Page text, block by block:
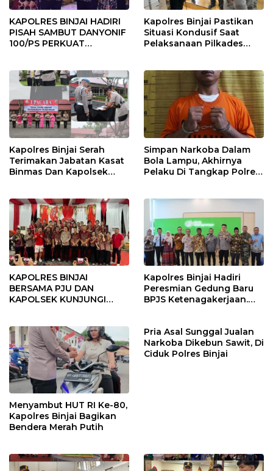
KAPOLRES BINJAI HADIRI
PISAH SAMBUT DANYONIF
100/PS PERKUAT
Kapolres Binjai Pastikan
Situasi Kondusif Saat
Pelaksanaan Pilkades
Kapolres Binjai Serah
Terimakan Jabatan Kasat
Binmas Dan Kapolsek
Simpan Narkoba Dalam
Bola Lampu, Akhirnya
Pelaku Di Tangkap Polres
KAPOLRES BINJAI
BERSAMA PJU DAN
KAPOLSEK KUNJUNGI
Kapolres Binjai Hadiri
Peresmian Gedung Baru
BPJS Ketenagakerjaan.
Menyambut HUT RI Ke-80,
Kapolres Binjai Bagikan
Bendera Merah Putih
Pria Asal Sunggal Jualan
Narkoba Dikebun Sawit, Di
Ciduk Polres Binjai